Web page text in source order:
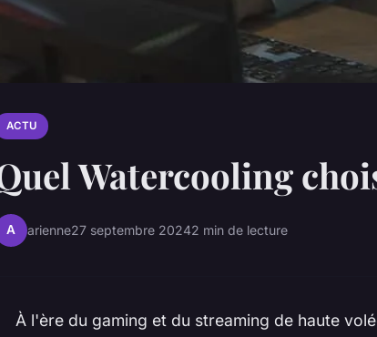
ACTU
Watercooling
A arienne27 septembre 20242 min de lecture
À l'ère du gaming et du streaming de haute